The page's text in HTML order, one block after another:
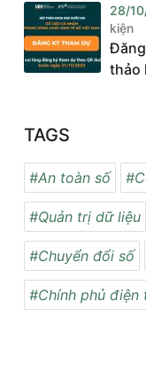
28/
kiện
thảo
TAGS
#An toàn số
#Quản trị dữ liệu
#Chuyển đổi số
#Chính phủ điện